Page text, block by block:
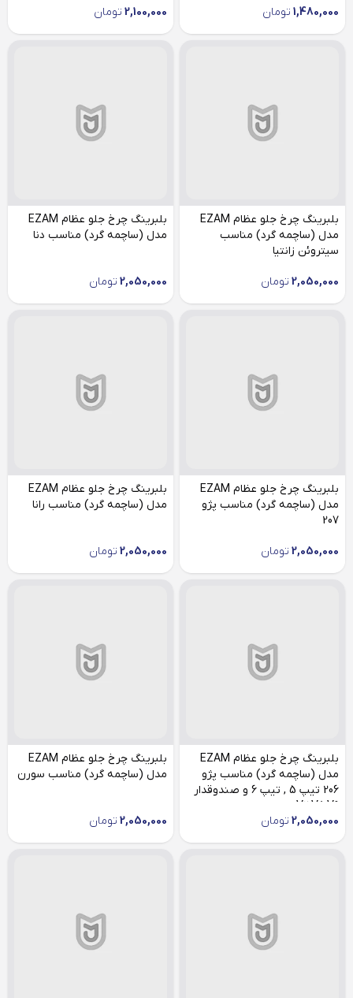
1,480,000 تومان 2,100,000 تومان
بلبرینگ چرخ جلو عظام EZAM
مدل (ساچمه گرد) مناسب
سیتروئن زانتیا
2,050,000 تومان
بلبرینگ چرخ جلو عظام EZAM
مدل (ساچمه گرد) مناسب دنا
2,050,000 تومان
بلبرینگ چرخ جلو عظام EZAM
مدل (ساچمه گرد) مناسب پژو
207
2,050,000 تومان
بلبرینگ چرخ جلو عظام EZAM
مدل (ساچمه گرد) مناسب رانا
2,050,000 تومان
بلبرینگ چرخ جلو عظام EZAM
مدل (ساچمه گرد) مناسب پژو
206 تیپ 5 , تیپ 6 و صندوقدار
V2,V8,V9
2,050,000 تومان
بلبرینگ چرخ جلو عظام EZAM
مدل (ساچمه گرد) مناسب سورن
2,050,000 تومان